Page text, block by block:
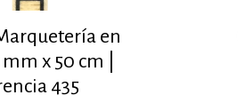
en
x 50 cm |
435